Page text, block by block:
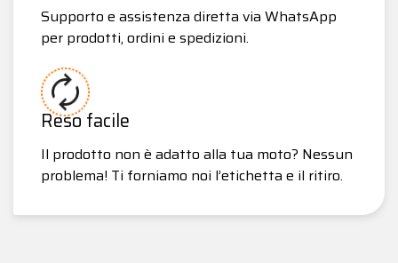
Supporto e assistenza diretta via WhatsApp
per prodotti, ordini e spedizioni.
Reso facile
Il prodotto non è adatto alla tua moto? Nessun
problema! Ti forniamo noi l’etichetta e il ritiro.